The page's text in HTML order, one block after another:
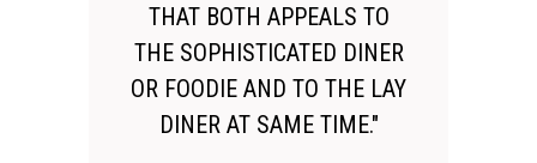
THAT BOTH APPEALS TO
THE SOPHISTICATED DINER
OR FOODIE AND TO THE LAY
DINER AT SAME TIME."